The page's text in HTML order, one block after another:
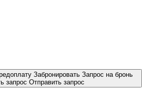
Забронировать Запрос на бронь
запрос Отправить запрос